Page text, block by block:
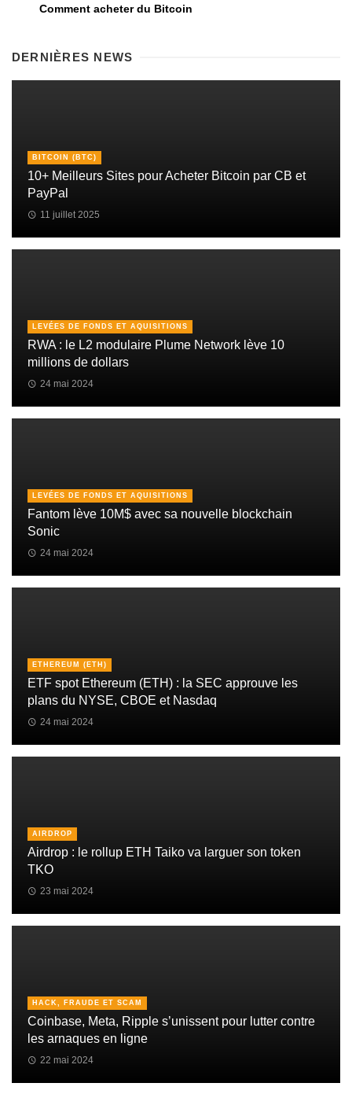
Comment acheter du Bitcoin
DERNIÈRES NEWS
BITCOIN (BTC)
10+ Meilleurs Sites pour Acheter Bitcoin par CB et
PayPal
11 juillet 2025
LEVÉES DE FONDS ET AQUISITIONS
RWA : le L2 modulaire Plume Network lève 10
millions de dollars
24 mai 2024
LEVÉES DE FONDS ET AQUISITIONS
Fantom lève 10M$ avec sa nouvelle blockchain
Sonic
24 mai 2024
ETHEREUM (ETH)
ETF spot Ethereum (ETH) : la SEC approuve les
plans du NYSE, CBOE et Nasdaq
24 mai 2024
AIRDROP
Airdrop : le rollup ETH Taiko va larguer son token
TKO
23 mai 2024
HACK, FRAUDE ET SCAM
Coinbase, Meta, Ripple s’unissent pour lutter contre
les arnaques en ligne
22 mai 2024